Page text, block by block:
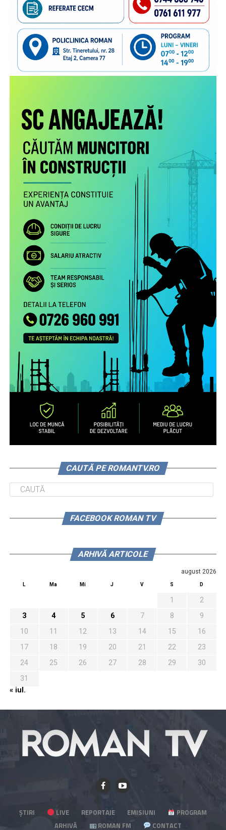
CAUTĂ PE ROMANTV.RO
FACEBOOK ROMAN TV
ARHIVĂ ARTICOLE
august 2026
L Ma Mi J V S D
1
2
3
4 5 6 7 8
9
10
11 12 13 14 15
16
17
18 19 20 21 22
23
24
25 26 27 28 29
30
31
« iul.
ȘTIRI LIVE REPORTAJE EMISIUNI
PROGRAM
ARHIVĂ
ROMAN FM CONTACT